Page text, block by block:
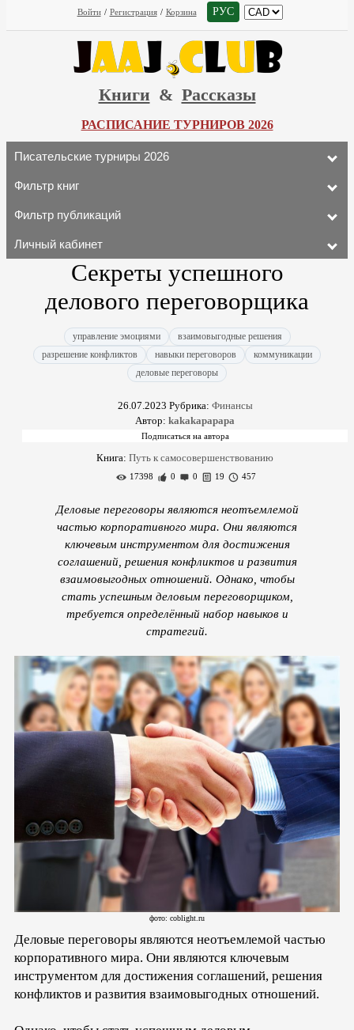
Войти / Регистрация / Корзина РУС
Книги & Рассказы
РАСПИСАНИЕ ТУРНИРОВ 2026
Писательские турниры 2026
Фильтр книг
Фильтр публикаций
Личный кабинет
Секреты успешного
делового переговорщика
управление эмоциями
взаимовыгодные решения
разрешение конфликтов
навыки переговоров
коммуникации
деловые переговоры
26.07.2023 Рубрика: Финансы
Автор: kakakapapapa
Книга: Путь к самосовершенствованию
17398 0 0 19 457
Деловые переговоры являются неотъемлемой
частью корпоративного мира. Они являются
ключевым инструментом для достижения
соглашений, решения конфликтов и развития
взаимовыгодных отношений. Однако, чтобы
стать успешным деловым переговорщиком,
требуется определённый набор навыков и
стратегий.
фото: coblight.ru
Деловые переговоры являются неотъемлемой частью
корпоративного мира. Они являются ключевым
инструментом для достижения соглашений, решения
конфликтов и развития взаимовыгодных отношений.